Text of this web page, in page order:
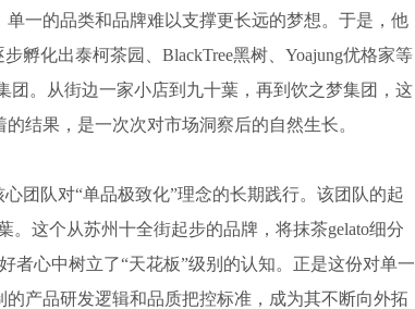
一的品类和品牌难以支撑更长远的梦想。于是，他
孵化出泰柯茶园、BlackTree黑树、Yoajung优格家等
团。从街边一家小店到九十葉，再到饮之梦集团，这
结果，是一次次对市场洞察后的自然生长。
队对“单品极致化”理念的长期践行。该团队的起
。这个从苏州十全街起步的品牌，将抹茶gelato细分
者心中树立了“天花板”级别的认知。正是这份对单一
产品研发逻辑和品质把控标准，成为其不断向外拓